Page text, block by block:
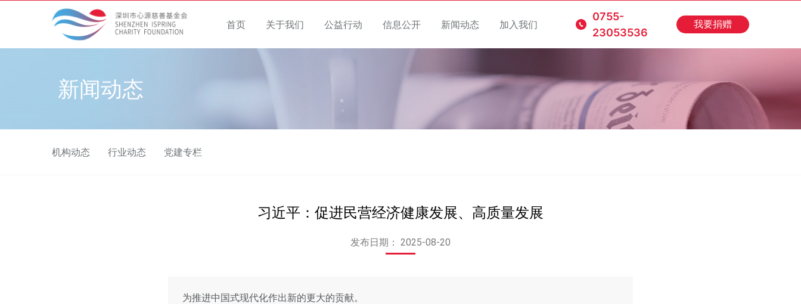
首页 关于我们 公益行动 信息公开 新闻动态 加入我们
0755-
23053536
我要捐赠
新闻动态
机构动态 行业动态 党建专栏
习近平：促进民营经济健康发展、高质量发展
发布日期： 2025-08-20
为推进中国式现代化作出新的更大的贡献。